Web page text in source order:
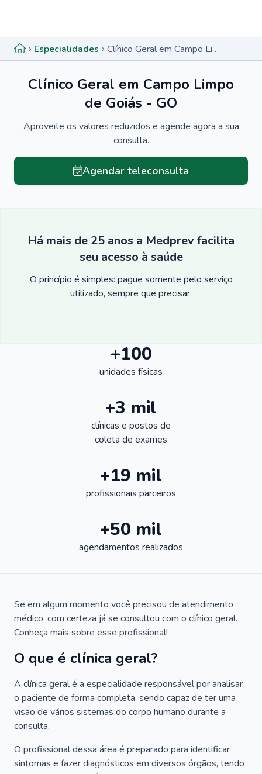
Especialidades Clínico Geral em Campo Limpo de Goiás - GO
Clínico Geral em Campo Limpo
de Goiás - GO
Aproveite os valores reduzidos e agende agora a sua
consulta.
Agendar teleconsulta
Há mais de 25 anos a Medprev facilita
seu acesso à saúde
O princípio é simples: pague somente pelo serviço
utilizado, sempre que precisar.
+100
unidades físicas
+3 mil
clínicas e postos de
coleta de exames
+19 mil
profissionais parceiros
+50 mil
agendamentos realizados
Se em algum momento você precisou de atendimento
médico, com certeza já se consultou com o clínico geral.
Conheça mais sobre esse profissional!
O que é clínica geral?
A clínica geral é a especialidade responsável por analisar
o paciente de forma completa, sendo capaz de ter uma
visão de vários sistemas do corpo humano durante a
consulta.
O profissional dessa área é preparado para identificar
sintomas e fazer diagnósticos em diversos órgãos, tendo